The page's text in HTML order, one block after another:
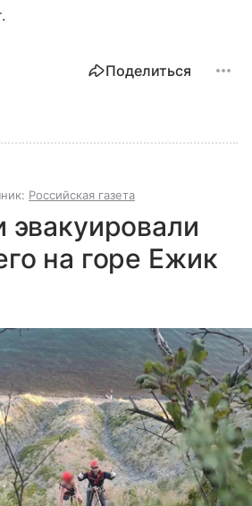
Поделиться
Российская газета
эвакуировали
на горе Ежик